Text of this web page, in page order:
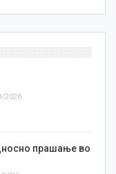
2026
прашање во